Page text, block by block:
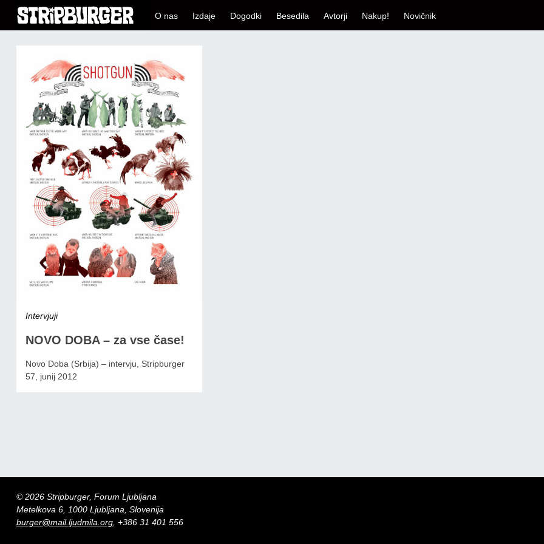
O nas Izdaje Dogodki Besedila Avtorji Nakup! Novičnik
Intervjuji
NOVO DOBA – za vse čase!
Novo Doba (Srbija) – intervju, Stripburger
57, junij 2012
© 2026 Stripburger, Forum Ljubljana
Metelkova 6, 1000 Ljubljana, Slovenija
burger@mail.ljudmila.org, +386 31 401 556